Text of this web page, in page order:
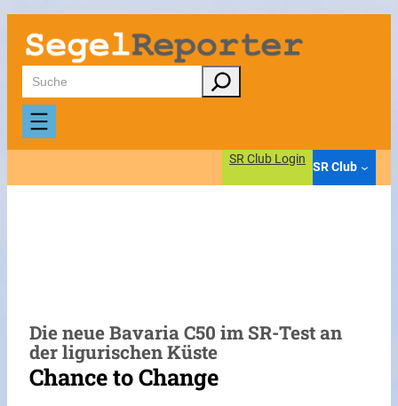
Zum
Inhalt
springen
Suchen
SR Club Login
SR Club
Die neue Bavaria C50 im SR-Test an
der ligurischen Küste
Chance to Change